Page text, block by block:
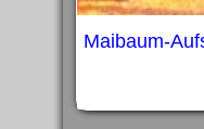
Maibaum-